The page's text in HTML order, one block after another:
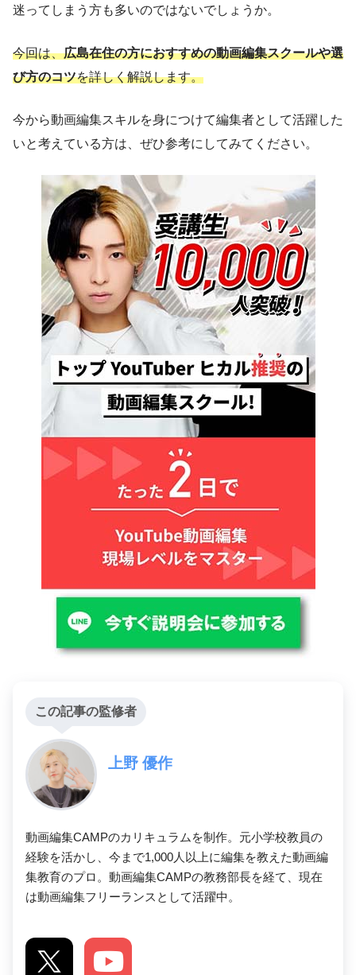
迷ってしまう方も多いのではないでしょうか。
今回は、広島在住の方におすすめの動画編集スクールや選
び方のコツを詳しく解説します。
今から動画編集スキルを身につけて編集者として活躍した
いと考えている方は、ぜひ参考にしてみてください。
この記事の監修者
上野 優作
動画編集CAMPのカリキュラムを制作。元小学校教員の
経験を活かし、今まで1,000人以上に編集を教えた動画編
集教育のプロ。動画編集CAMPの教務部長を経て、現在
は動画編集フリーランスとして活躍中。